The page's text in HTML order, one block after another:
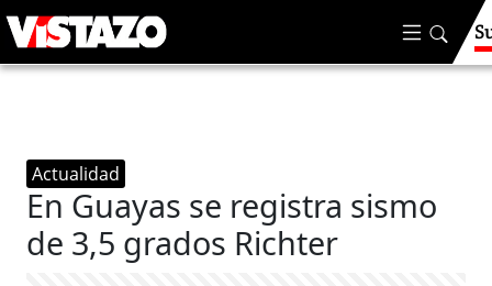
Actualidad
En Guayas se registra sismo
de 3,5 grados Richter